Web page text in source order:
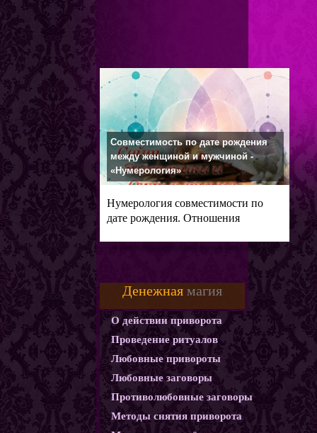
Совместимость по дате рождения
между женщиной и мужчиной -
«Нумерология»
Нумерология совместимости по
дате рождения. Отношения
Денежная магия
О действии приворота
Проведение ритуалов
Любовные привороты
Любовные заговоры
Противолюбовные заговоры
Методы снятия приворота